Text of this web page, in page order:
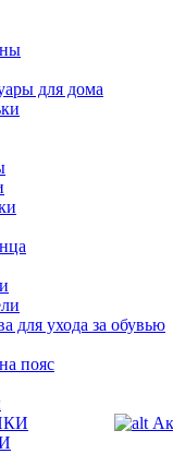
для дома
для ухода за обувью
пояс